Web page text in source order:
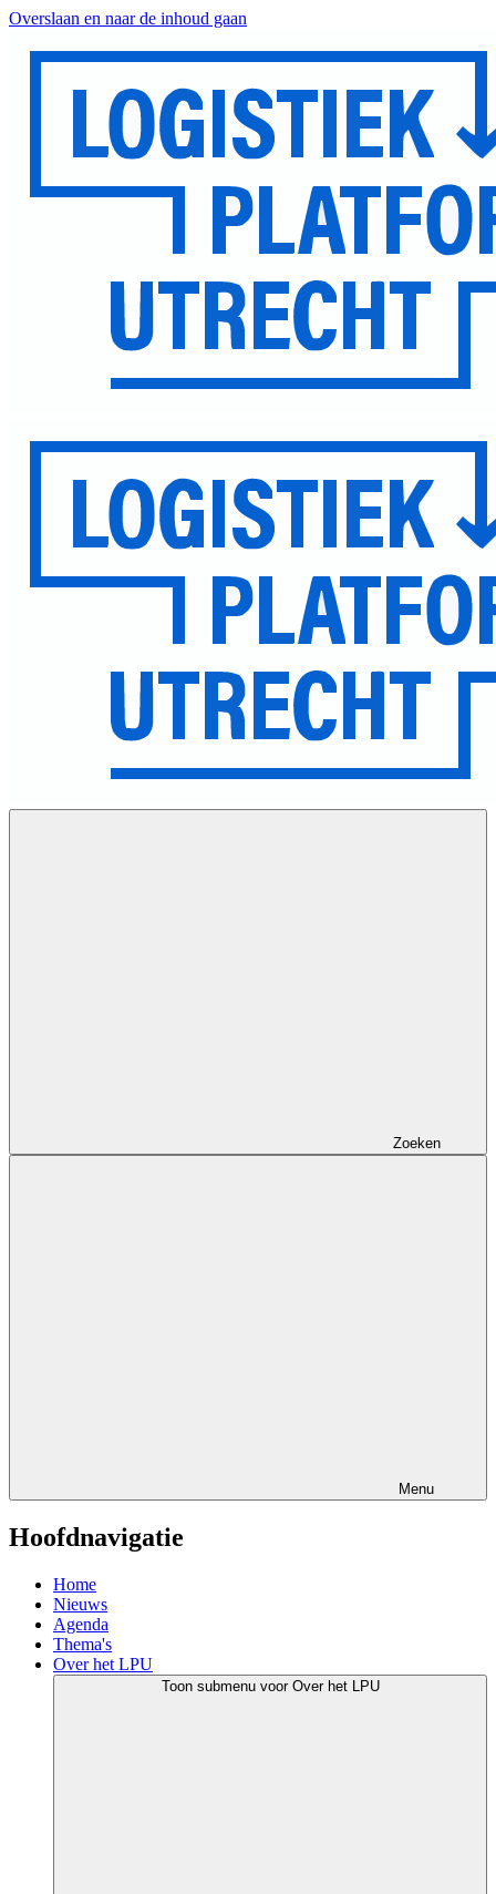
Overslaan en naar de inhoud gaan
Zoeken
Menu
Hoofdnavigatie
Home
Nieuws
Agenda
Thema's
Over het LPU
Toon submenu voor Over het LPU